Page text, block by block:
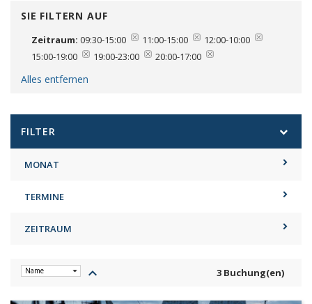
SIE FILTERN AUF
Zeitraum: 09:30-15:00 11:00-15:00
12:00-10:00
15:00-19:00
19:00-23:00 20:00-17:00
Alles entfernen
FILTER
MONAT
TERMINE
ZEITRAUM
keyboard_arrow_up 3 Buchung(en)